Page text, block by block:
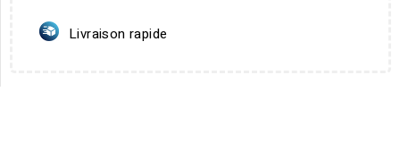
Livraison rapide